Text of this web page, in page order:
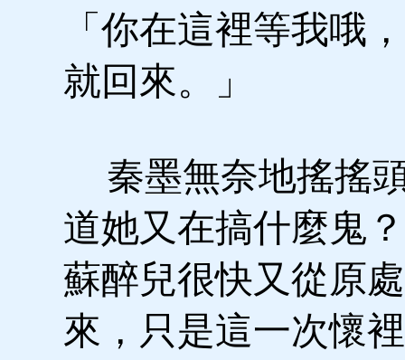
「你在這裡等我哦
就回來。」
秦墨無奈地搖搖
道她又在搞什麼鬼
蘇醉兒很快又從原
來，只是這一次懷